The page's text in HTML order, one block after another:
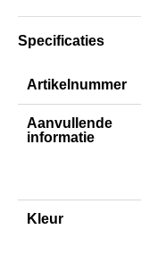
Specificaties
Artikelnummer
Aanvullende
informatie
Kleur